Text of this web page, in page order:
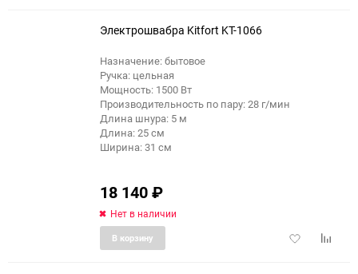
Электрошвабра Kitfort KT-1066
Назначение: бытовое
Ручка: цельная
Мощность: 1500 Вт
Производительность по пару: 28 г/мин
Длина шнура: 5 м
Длина: 25 см
Ширина: 31 см
18 140₽
Нет в наличии
Добавить
В корзину